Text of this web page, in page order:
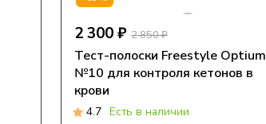
2 300 ₽ 2 850 ₽
Тест-полоски Freestyle Optium
№10 для контроля кетонов в
крови
4.7 Есть в наличии